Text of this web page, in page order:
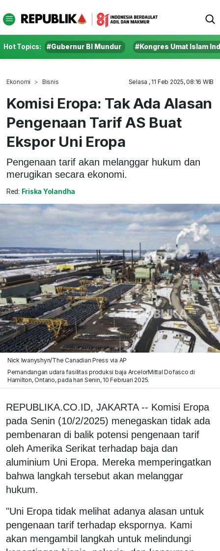
Hot Topics: #Gubernur BI Mundur #Kongres Umat Islam
Ekonomi Bisnis Selasa , 11 Feb 2025, 08:16 WIB
Komisi Eropa: Tak Ada Alasan
Pengenaan Tarif AS Buat
Ekspor Uni Eropa
Pengenaan tarif akan melanggar hukum dan
merugikan secara ekonomi.
Red: Friska Yolandha
Nick Iwanyshyn/The Canadian Press via AP
Pemandangan udara fasilitas produksi baja ArcelorMittal Dofasco di
Hamilton, Ontario, pada hari Senin, 10 Februari 2025.
REPUBLIKA.CO.ID, JAKARTA -- Komisi Eropa
pada Senin (10/2/2025) menegaskan tidak ada
pembenaran di balik potensi pengenaan tarif
oleh Amerika Serikat terhadap baja dan
aluminium Uni Eropa. Mereka memperingatkan
bahwa langkah tersebut akan melanggar
hukum.
"Uni Eropa tidak melihat adanya alasan untuk
pengenaan tarif terhadap ekspornya. Kami
akan mengambil langkah untuk melindungi